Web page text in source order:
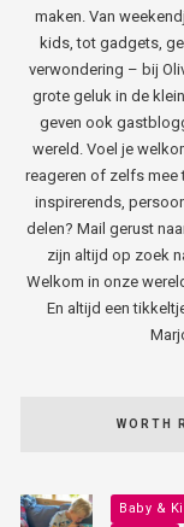
maken. Van
kids, tot gadgets,
verwondering – bij
grote geluk in de
geven ook
wereld. Voel je
reageren of zelfs mee
inspirerends,
delen? Mail gerust
zijn altijd op zoek
Welkom in onze
En altijd een
WORTH
Baby &